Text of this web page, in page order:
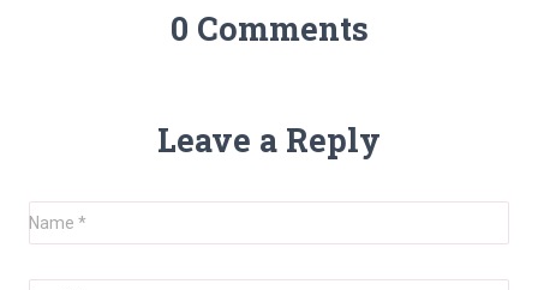
0 Comments
Leave a Reply
Name *